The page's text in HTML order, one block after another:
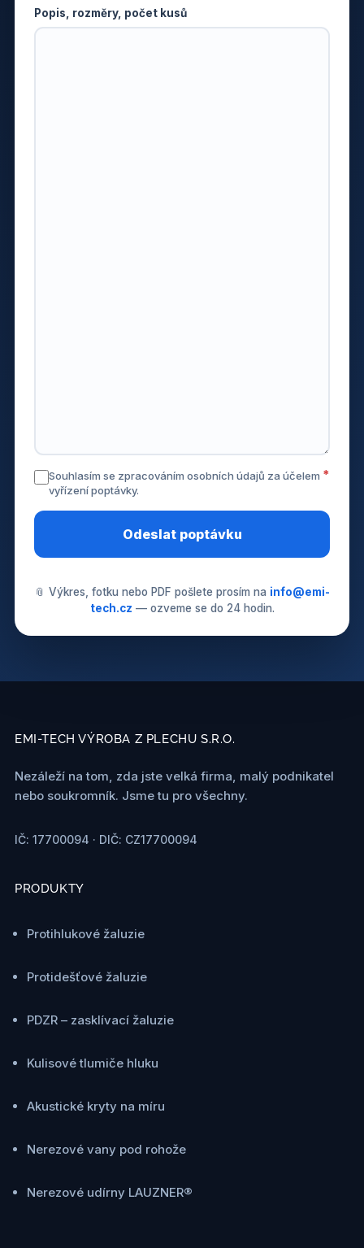
Popis, rozměry, počet kusů
Souhlasím se zpracováním osobních údajů za účelem
vyřízení poptávky.
Odeslat poptávku
📎 Výkres, fotku nebo PDF pošlete prosím na info@emi-
tech.cz — ozveme se do 24 hodin.
EMI-TECH VÝROBA Z PLECHU S.R.O.
Nezáleží na tom, zda jste velká firma, malý podnikatel
nebo soukromník. Jsme tu pro všechny.
IČ: 17700094 · DIČ: CZ17700094
PRODUKTY
Protihlukové žaluzie
Protidešťové žaluzie
PDZR – zasklívací žaluzie
Kulisové tlumiče hluku
Akustické kryty na míru
Nerezové vany pod rohože
Nerezové udírny LAUZNER®